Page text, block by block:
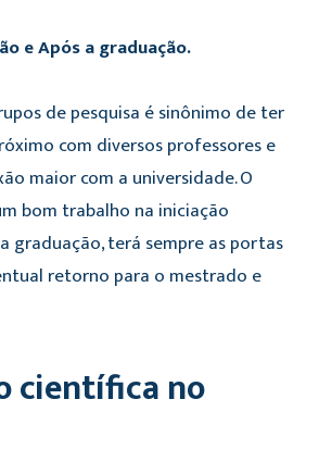
e Após a graduação.
de pesquisa é sinônimo de ter
com diversos professores e
maior com a universidade. O
bom trabalho na iniciação
graduação, terá sempre as portas
retorno para o mestrado e
científica no